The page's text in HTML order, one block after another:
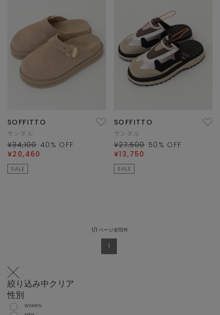
SOFFITTO
サンダル
¥34,100 40 % OFF
¥20,460
SALE
SOFFITTO
サンダル
¥27,500 50 % OFF
¥13,750
SALE
1/1 ページ全10件
1
絞り込み中クリア
性別
WOMEN